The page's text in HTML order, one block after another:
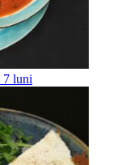
7 luni